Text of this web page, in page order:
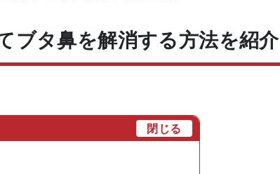
ブタ鼻を解消する方法を紹介
閉じる